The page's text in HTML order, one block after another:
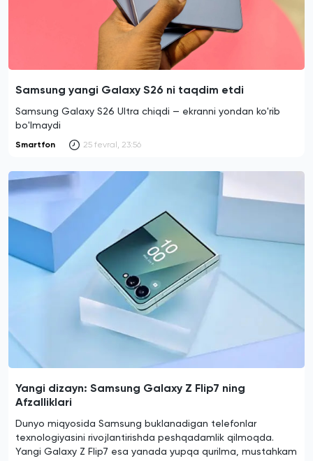
Samsung yangi Galaxy S26 ni taqdim etdi
Samsung Galaxy S26 Ultra chiqdi — ekranni yondan ko'rib
bo'lmaydi
Smartfon 25 fevral, 23:56
Yangi dizayn: Samsung Galaxy Z Flip7 ning
Afzalliklari
Dunyo miqyosida Samsung buklanadigan telefonlar
texnologiyasini rivojlantirishda peshqadamlik qilmoqda.
Yangi Galaxy Z Flip7 esa yanada yupqa qurilma, mustahkam